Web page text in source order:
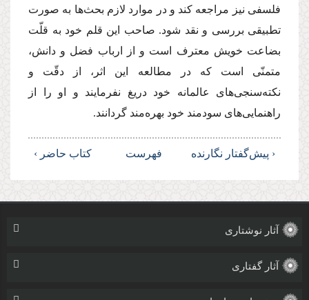
فلسفی نیز مراجعه كند و در موارد لازم بحث‌ها به صورت
تطبیقی بررسی و نقد شود. صاحب این قلم خود به قلّت
بضاعت خویش معترف است و از ارباب فضل و دانش،
متمنّی است كه در مطالعه این اثر، از دقّت و
نكته‌سنجی‌های عالمانه خود دریغ نفرمایند و او را از
راهنمایی‌های سودمند خود بهره‌مند گردانند.
‹ پیش‌گفتار نگارنده فهرست كتاب حاضر ›
آثار نوشتاری
آثار گفتاری